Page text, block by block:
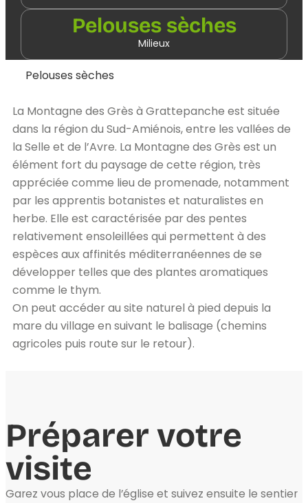
Pelouses sèches
Milieux
Pelouses sèches
La Montagne des Grès à Grattepanche est située
dans la région du Sud-Amiénois, entre les vallées de
la Selle et de l’Avre. La Montagne des Grès est un
élément fort du paysage de cette région, très
appréciée comme lieu de promenade, notamment
par les apprentis botanistes et naturalistes en
herbe. Elle est caractérisée par des pentes
relativement ensoleillées qui permettent à des
espèces aux affinités méditerranéennes de se
développer telles que des plantes aromatiques
comme le thym.
On peut accéder au site naturel à pied depuis la
mare du village en suivant le balisage (chemins
agricoles puis route sur le retour).
Préparer votre
visite
Garez vous place de l’église et suivez ensuite le sentier